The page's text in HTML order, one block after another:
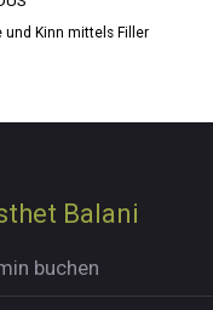
und Kinn mittels Filler
Balani
buchen